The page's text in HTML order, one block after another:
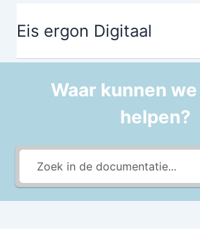
inhoud
naar
inhoud
Eis ergon Digitaal
Waar kunnen
helpen?